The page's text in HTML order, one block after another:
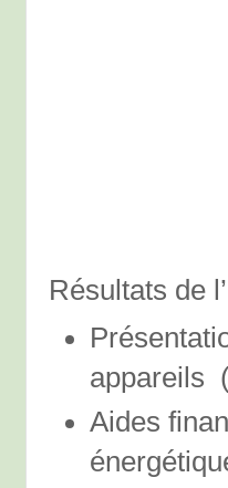
Résultats de
appareils
Aides